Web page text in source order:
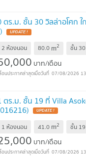
ร.ม. ชั้น 30 วิลล่าอโศก ใ
UPDATE !
2 ห้องนอน 80.0 m2 ชั้น 30
บาท/เดือน
07/08/2026
ร.ม. ชั้น 19 ที่ Villa
UPDATE !
1 ห้องนอน 41.0 m2 ชั้น 19
บาท/เดือน
07/08/2026